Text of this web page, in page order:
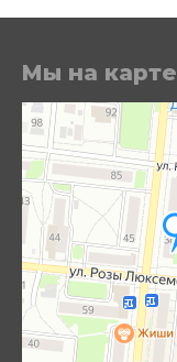
Мы на карте